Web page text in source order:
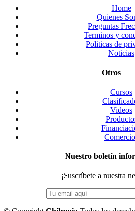
Home
Quienes
Preguntas
Terminos y
Politicas de
Noticias
Otros
Cursos
Videos
Nuestro boletín
¡Suscríbete a nuestra